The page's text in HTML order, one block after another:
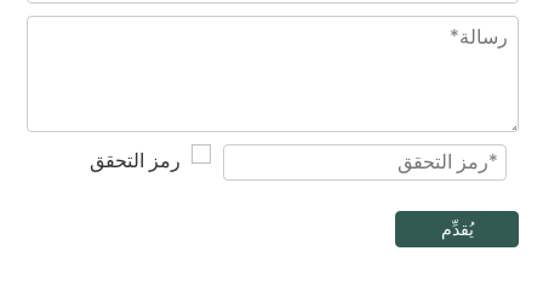
يُقدِّم